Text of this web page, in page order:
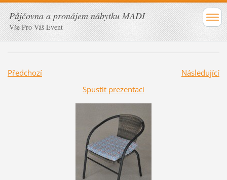
Půjčovna a pronájem nábytku MADI
Vše Pro Váš Event
Předchozí
Následující
Spustit prezentaci